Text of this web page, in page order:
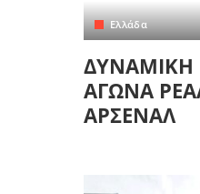
Ελλάδα
ΔΥΝΑΜΙΚΗ
ΑΓΩΝΑ
ΑΡΣΕΝΑΛ